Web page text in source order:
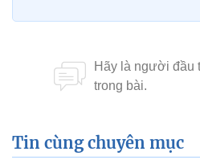
Tin cùng chuyên mục